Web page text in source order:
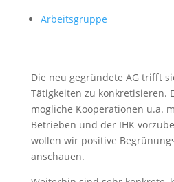
Arbeitsgruppe
Die neu gegründete AG trifft
Tätigkeiten zu konkretisieren.
mögliche Kooperationen u.a.
Betrieben und der IHK
wollen wir positive
anschauen.